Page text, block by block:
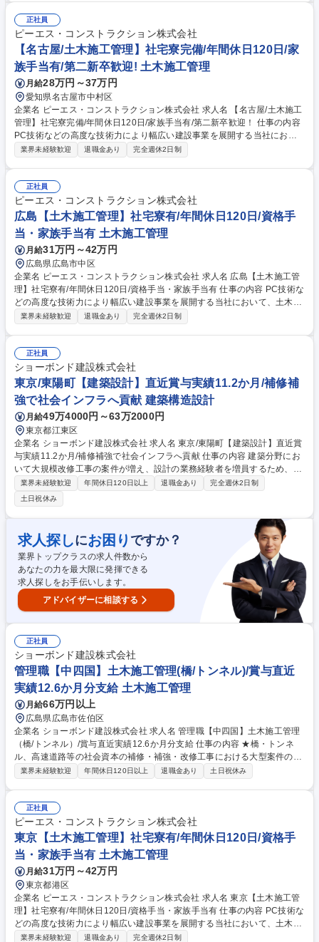
場への出向・施工指導（自分の開発した技術が現場で形になる瞬間を体感
できます） ■短・中・長期の複数の開発プロジェクトの並行管理 【業務内
容の変更範囲】当社の指定する業務（本関連部署への移動の可能性あり）
募集職種 第二新卒歓迎【つくば/研究開発】日本のインフラを守る「新材
料」開発
正社員
ピーエス・コンストラクション株式会社
【名古屋/土木施工管理】社宅寮完備/年間休日120日/家
族手当有/第二新卒歓迎! 土木施工管理
月給28万円～37万円
愛知県名古屋市中村区
企業名 ピーエス・コンストラクション株式会社 求人名 【名古屋/土木施工
管理】社宅寮完備/年間休日120日/家族手当有/第二新卒歓迎！ 仕事の内容
PC技術などの高度な技術力により幅広い建設事業を展開する当社におい
て、土木施工管理をお任せいたします。案件は橋梁をメインとして、道路/
す。今までの経験を活かし、幅広い裁量権で存分に力を発揮したい方や、
新卒・中途の垣根無くキャリアアップを目指したい方にピッタリのポジシ
ョンです。当社の土木部門におけるプロジェクトを紹介しております。是
非一度ご確認ください。 https://www.psc.co.jp/kaisya/saiyou/special/proj
ect02.html 募集職種 【名古屋/土木施工管理】社宅寮完備/年間休日120日/
家族手当有/第二新卒歓迎！
業界未経験歓迎 退職金あり 完全週休2日制
正社員
ピーエス・コンストラクション株式会社
広島【土木施工管理】社宅寮有/年間休日120日/資格手
当・家族手当有 土木施工管理
月給31万円～42万円
広島県広島市中区
企業名 ピーエス・コンストラクション株式会社 求人名 広島【土木施工管
理】社宅寮有/年間休日120日/資格手当・家族手当有 仕事の内容 PC技術な
どの高度な技術力により幅広い建設事業を展開する当社において、土木施
工管理をお任せいたします。橋梁をメインとして、道路/鉄道/空港/港湾/上
活かし、幅広い裁量権で存分に力を発揮したい方や、新卒・中途の垣根無
くキャリアアップを目指したい方にピッタリのポジションです。当社の土
木部門におけるプロジェクトを紹介しております。是非一度ご確認くださ
い。 https://www.psc.co.jp/kaisya/saiyou/special/project02.html 募集職種
広島【土木施工管理】社宅寮有/年間休日120日/資格手当・家族手当有
業界未経験歓迎 退職金あり 完全週休2日制
正社員
ショーボンド建設株式会社
東京/東陽町【建築設計】直近賞与実績11.2か月/補修補
強で社会インフラへ貢献 建築構造設計
月給49万4000円～63万2000円
東京都江東区
企業名 ショーボンド建設株式会社 求人名 東京/東陽町【建築設計】直近賞
与実績11.2か月/補修補強で社会インフラへ貢献 仕事の内容 建築分野にお
いて大規模改修工事の案件が増え、設計の業務経験者を増員するため、建
築分野の次世代を担うメンバーを募集いたします。 ■建築分野の設計業務
全般 施主：民間が主流、工事規模：平均３憶円の案件 工期：1年未満、担
当エリア：全国（首都圏７割） ※対象構造物：RC造、SRC造，S造 募集
職種 東京/東陽町【建築設計】直近賞与実績11.2か月/補修補強で社会イン
フラへ貢献
業界未経験歓迎 年間休日120日以上 退職金あり
完全週休2日制
土日祝休み
求人探しにお困り ですか？
業界トップクラスの求人件数から
あなたの力を最大限に発揮できる
求人探しをお手伝いします。
アドバイザーに相談する
正社員
ショーボンド建設株式会社
管理職【中四国】土木施工管理(橋/トンネル)/賞与直近
実績12.6か月分支給 土木施工管理
月給66万円以上
広島県広島市佐伯区
企業名 ショーボンド建設株式会社 求人名 管理職【中四国】土木施工管理
（橋/トンネル）/賞与直近実績12.6か月分支給 仕事の内容 ★橋・トンネ
ル、高速道路等の社会資本の補修・補強・改修工事における大型案件の作
業所長候補者として、末永く活躍頂ける方を募集しています。 【仕事の詳
補修工・床版補修工・剥落防止工・伸縮装置取替 募集職種 管理職【中四
国】土木施工管理（橋/トンネル）/賞与直近実績12.6か月分支給
業界未経験歓迎 年間休日120日以上 退職金あり 土日祝休み
正社員
ピーエス・コンストラクション株式会社
東京【土木施工管理】社宅寮有/年間休日120日/資格手
当・家族手当有 土木施工管理
月給31万円～42万円
東京都港区
企業名 ピーエス・コンストラクション株式会社 求人名 東京【土木施工管
理】社宅寮有/年間休日120日/資格手当・家族手当有 仕事の内容 PC技術な
どの高度な技術力により幅広い建設事業を展開する当社において、土木施
工管理をお任せいたします。橋梁をメインとして、道路/鉄道/空港/港湾/上
業界未経験歓迎 退職金あり 完全週休2日制